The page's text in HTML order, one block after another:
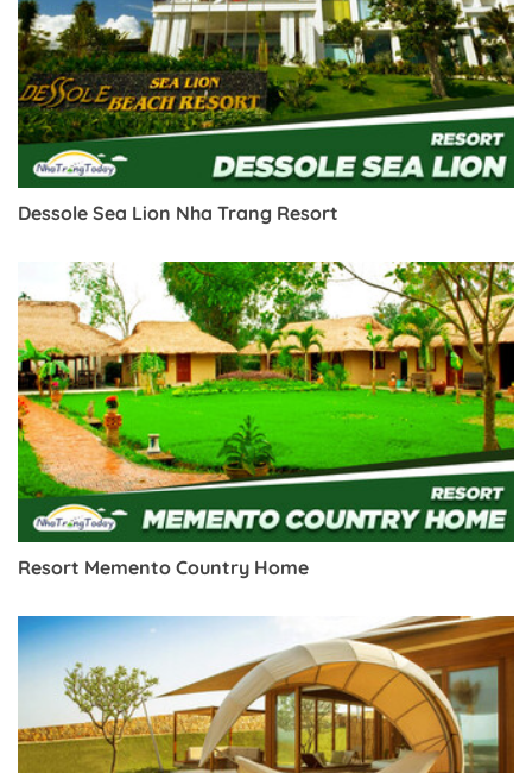
Dessole Sea Lion Nha Trang Resort
Resort Memento Country Home